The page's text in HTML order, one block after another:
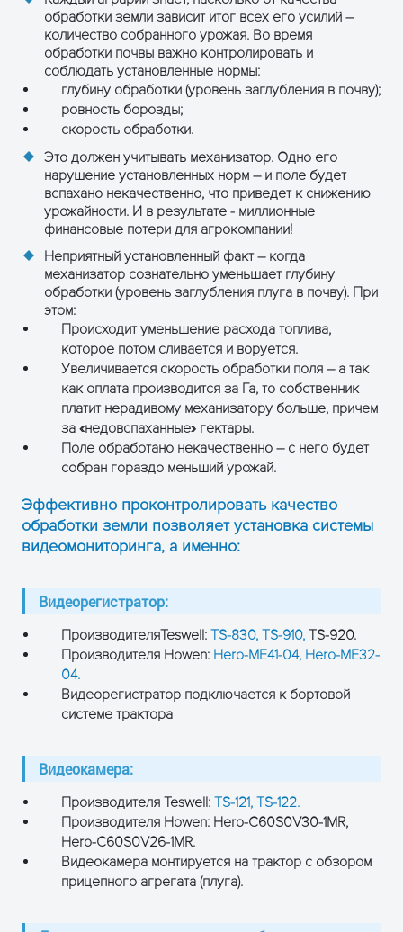
обработки земли зависит итог всех его усилий –
количество собранного урожая. Во время
обработки почвы важно контролировать и
соблюдать установленные нормы:
глубину обработки (уровень заглубления в почву);
ровность борозды;
скорость обработки.
Это должен учитывать механизатор. Одно его
нарушение установленных норм – и поле будет
вспахано некачественно, что приведет к снижению
урожайности. И в результате - миллионные
финансовые потери для агрокомпании!
Неприятный установленный факт – когда
механизатор сознательно уменьшает глубину
обработки (уровень заглубления плуга в почву). При
этом:
Происходит уменьшение расхода топлива,
которое потом сливается и воруется.
Увеличивается скорость обработки поля – а так
как оплата производится за Га, то собственник
платит нерадивому механизатору больше, причем
за «недовспаханные» гектары.
Поле обработано некачественно – с него будет
собран гораздо меньший урожай.
Эффективно проконтролировать качество
обработки земли позволяет установка системы
видеомониторинга, а именно:
Видеорегистратор:
ПроизводителяTeswell: TS-830, ТS-910, ТS-920.
Производителя Howen: Hero-ME41-04, Hero-ME32-
04.
Видеорегистратор подключается к бортовой
системе трактора
Видеокамера:
Производителя Teswell: TS-121, TS-122.
Производителя Howen: Hero-C60S0V30-1MR,
Hero-C60S0V26-1MR.
Видеокамера монтируется на трактор с обзором
прицепного агрегата (плуга).